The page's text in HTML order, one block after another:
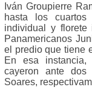
Iván Groupierre
hasta los
individual y
Panamericanos
el predio que tiene
En esa instancia,
cayeron ante dos
Soares,